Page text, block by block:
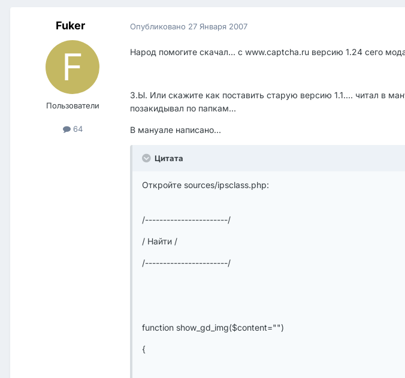
Fuker
Пользователи
64
Опубликовано 27 Января 2007
Народ помогите скачал... с www.captcha.ru версию 1.24 сего
З.Ы. Или скажите как поставить старую версию 1.1.... читал в
позакидывал по папкам...
В мануале написано...
Цитата
Откройте sources/ipsclass.php:
/-----------------------/
/ Найти /
/-----------------------/
function show_gd_img($content="")
{